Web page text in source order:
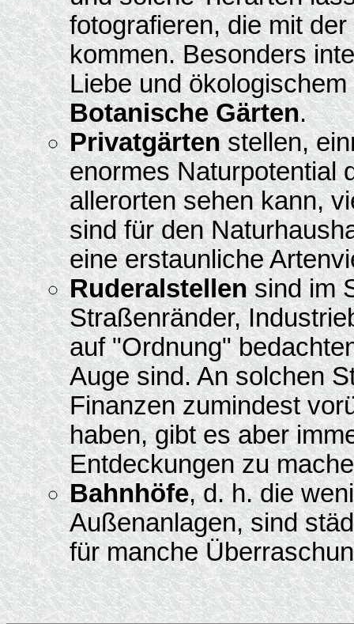
fotografieren, die mit
kommen. Besonders
Liebe und
Botanische Gärten.
Privatgärtenstellen,
enormes Naturpotential
allerorten sehen kann,
sind für den
eine erstaunliche
Ruderalstellensind im
Straßenränder,
auf "Ordnung"
Auge sind. An solchen
Finanzen zumindest
haben, gibt es aber
Entdeckungen zu
Bahnhöfe, d. h. die
Außenanlagen, sind
für manche